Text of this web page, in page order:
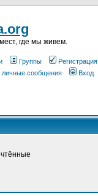
где мы живем.
Группы
Регистрация
личные сообщения Вход